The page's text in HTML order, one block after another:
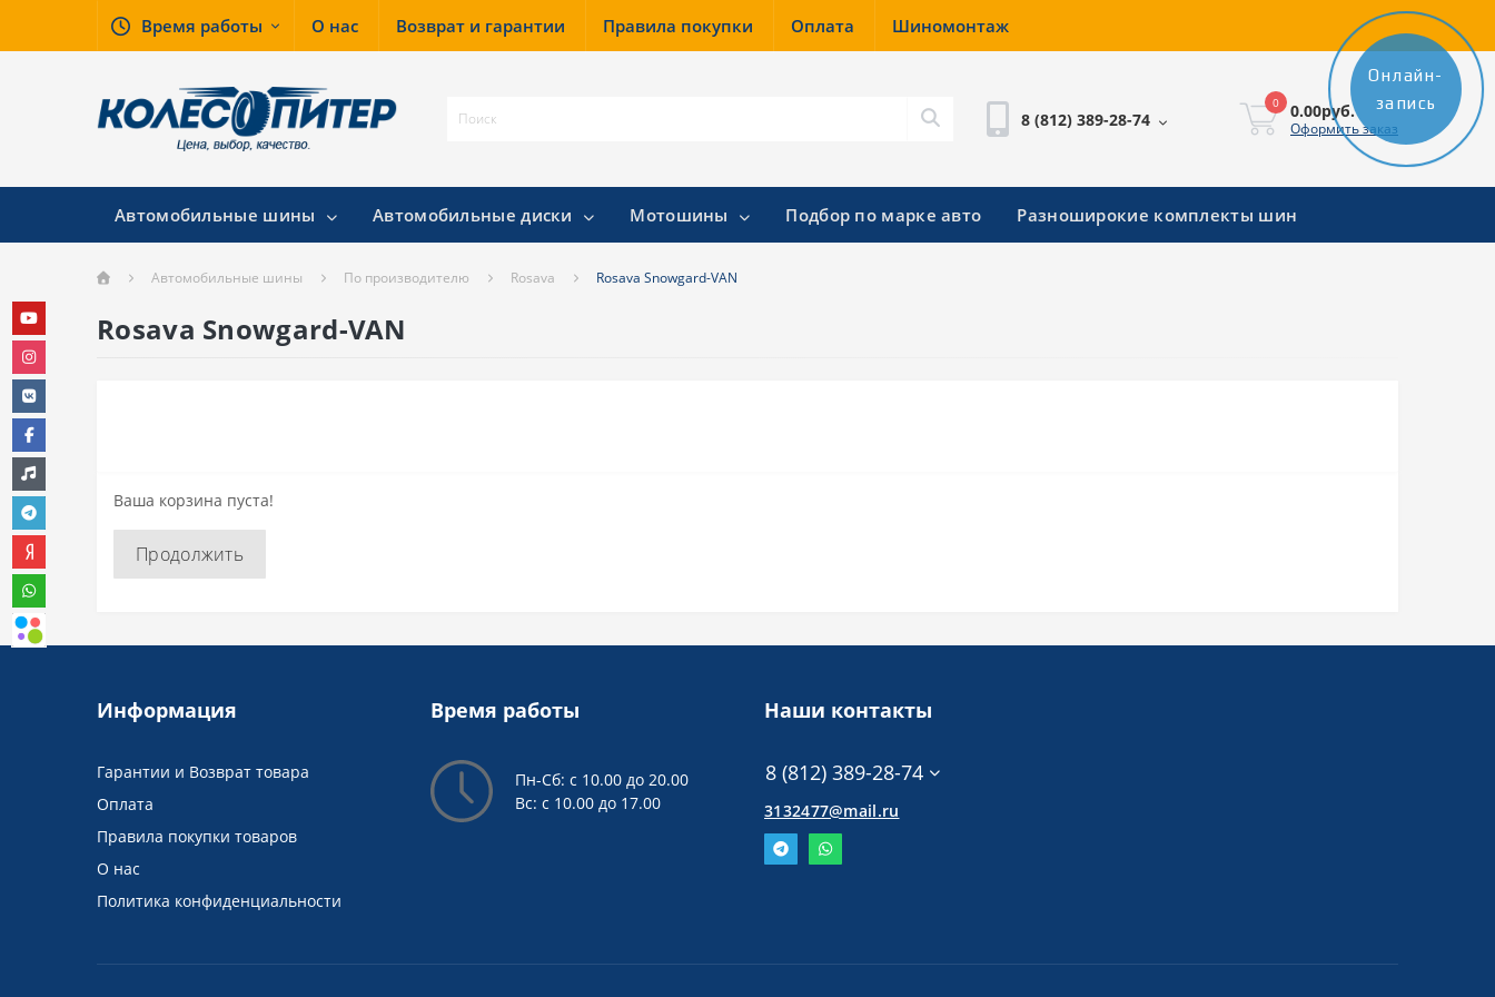
Время работы О нас Возврат и гарантии Правила покупки Оплата Шиномонтаж
8 (812) 389-28-74
0 0.00руб.
Оформить заказ
Автомобильные шины Автомобильные диски Мотошины Подбор по марке авто Разноширокие комплекты шин
Автомобильные шины По производителю Rosava Rosava Snowgard-VAN
Rosava Snowgard-VAN
Ваша корзина пуста!
Продолжить
Онлайн-
запись
Информация
Гарантии и Возврат товара
Оплата
Правила покупки товаров
О нас
Политика конфиденциальности
Время работы
Пн-Сб: с 10.00 до 20.00
Вс: с 10.00 до 17.00
Наши контакты
8 (812) 389-28-74
3132477@mail.ru